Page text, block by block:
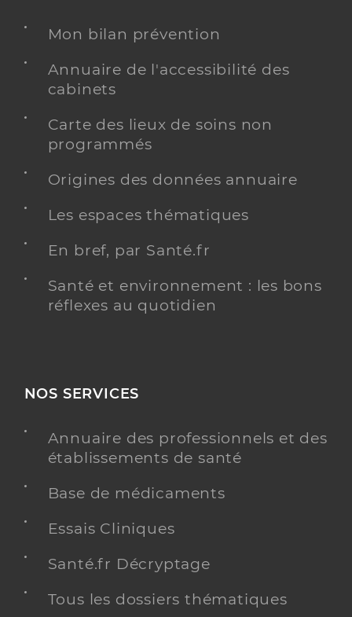
Mon bilan prévention
Annuaire de l'accessibilité des
cabinets
Carte des lieux de soins non
programmés
Origines des données annuaire
Les espaces thématiques
En bref, par Santé.fr
Santé et environnement : les bons
réflexes au quotidien
NOS SERVICES
Annuaire des professionnels et des
établissements de santé
Base de médicaments
Essais Cliniques
Santé.fr Décryptage
Tous les dossiers thématiques